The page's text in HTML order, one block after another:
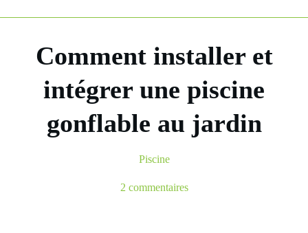
Comment installer et
intégrer une piscine
gonflable au jardin
Piscine
2 commentaires